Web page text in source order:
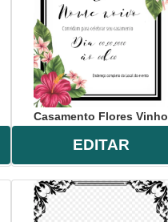
Casamento Flores Vinho
EDITAR